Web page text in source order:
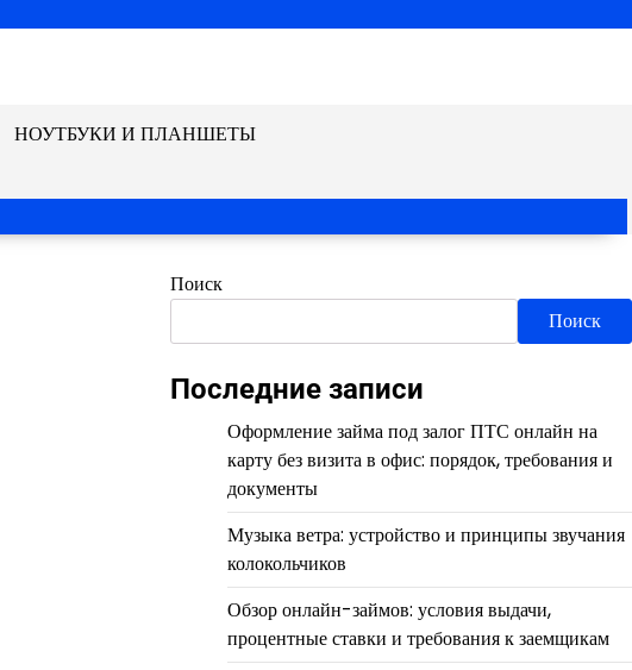
НОУТБУКИ И ПЛАНШЕТЫ
Поиск
Поиск
Последние записи
Оформление займа под залог ПТС онлайн на
карту без визита в офис: порядок, требования и
документы
Музыка ветра: устройство и принципы звучания
колокольчиков
Обзор онлайн-займов: условия выдачи,
процентные ставки и требования к заемщикам